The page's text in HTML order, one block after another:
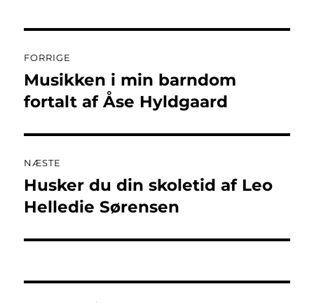
FORRIGE
Forrige
indlæg:
Musikken i min barndom
fortalt af Åse Hyldgaard
NÆSTE
Næste
indlæg:
Husker du din skoletid af Leo
Helledie Sørensen